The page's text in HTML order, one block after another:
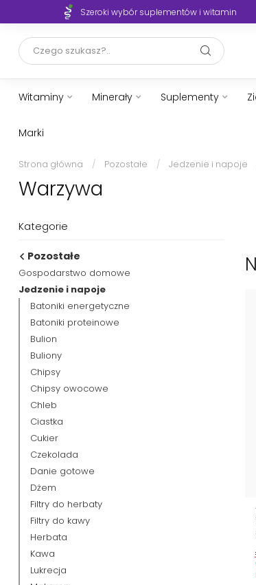
Szeroki wybór suplementów i witamin
Witaminy Minerały Suplementy
Marki
Strona główna / Pozostałe / Jedzenie i napoje
Warzywa
Kategorie
Pozostałe
Gospodarstwo domowe
Jedzenie i napoje
Batoniki energetyczne
Batoniki proteinowe
Bulion
Buliony
Chipsy
Chipsy owocowe
Chleb
Ciastka
Cukier
Czekolada
Danie gotowe
Dżem
Filtry do herbaty
Filtry do kawy
Herbata
Kawa
Lukrecja